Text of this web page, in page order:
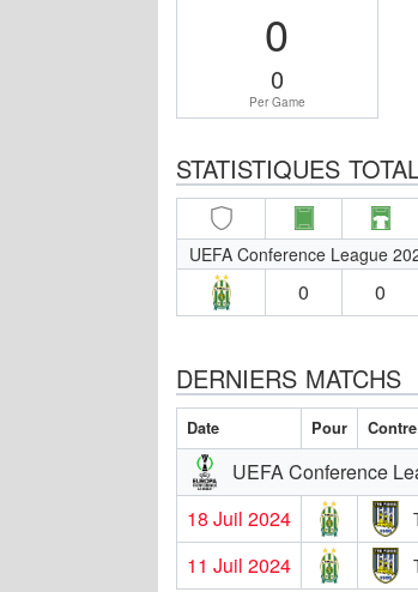
0
0
Per Game
STATISTIQUES
UEFA Conference League
0 0
DERNIERS MATCHS
Date Pour Contre
UEFA Conference
18 Juil 2024
11 Juil 2024